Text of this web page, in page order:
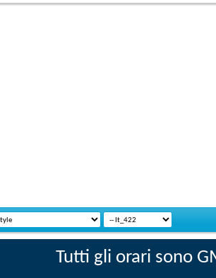
Tutti gli orari sono